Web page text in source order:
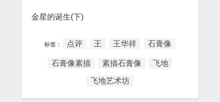
金星的诞生(下)
标签： 点评 王 王华祥 石膏像
石膏像素描 素描石膏像 飞地
飞地艺术坊